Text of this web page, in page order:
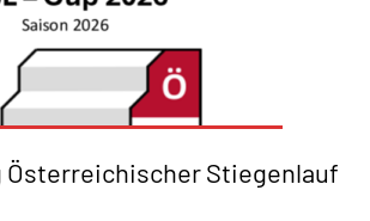
Österreichischer Stiegenlauf